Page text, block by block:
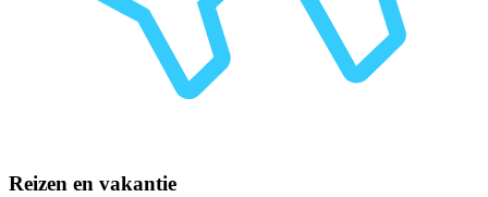
Reizen en vakantie